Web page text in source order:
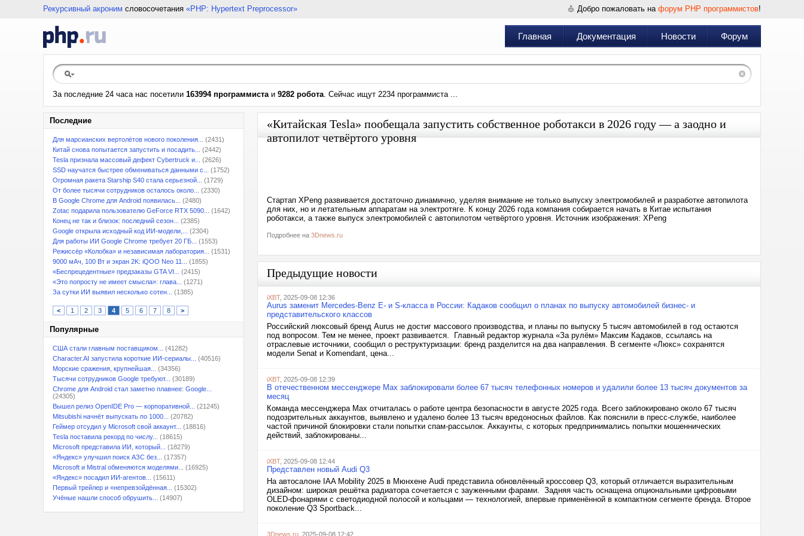
Рекурсивный акроним словосочетания «PHP: Hypertext Preprocessor» Добро пожаловать на форум PHP программистов!
Главная Документация Новости Форум
За последние 24 часа нас посетили 163994 программистаи 9282 робота. Сейчас ищут 2234 программиста ...
Последние
Для марсианских вертолётов нового поколения...
(2431)
Китай снова попытается запустить и посадить...
(2442)
Tesla признала массовый дефект Cybertruck и...
(2626)
SSD научатся быстрее обмениваться данными с...
(1752)
Огромная ракета Starship S40 стала серьезной...
(1729)
От более тысячи сотрудников осталось около...
(2330)
В Google Chrome для Android появилась...
(2480)
Zotac подарила пользователю GeForce RTX 5090...
(1642)
Конец не так и близок: последний сезон...
(2385)
Google открыла исходный код ИИ-модели,...
(2304)
Для работы ИИ Google Chrome требует 20 ГБ...
(1553)
Режиссёр «Колобка» и независимая лаборатория...
(1531)
9000 мАч, 100 Вт и экран 2K: iQOO Neo 11...
(1855)
«Беспрецедентные» предзаказы GTA VI...
(2415)
«Это попросту не имеет смысла»: глава...
(1271)
За сутки ИИ выявил несколько сотен...
(1385)
< 1 2 3 4 5 6 7 8 >
Популярные
США стали главным поставщиком...
(41282)
Character.AI запустила короткие ИИ-сериалы...
(40516)
Морские сражения, крупнейшая...
(34356)
Тысячи сотрудников Google требуют...
(30189)
Chrome для Android стал заметно плавнее: Google...
(24305)
Вышел релиз OpenIDE Pro — корпоративной...
(21245)
Mitsubishi начнёт выпускать по 1000...
(20782)
Геймер отсудил у Microsoft свой аккаунт...
(18816)
Tesla поставила рекорд по числу...
(18615)
Microsoft представила ИИ, который...
(18279)
«Яндекс» улучшил поиск АЗС без...
(17357)
Microsoft и Mistral обменяются моделями...
(16925)
«Яндекс» посадил ИИ-агентов...
(15611)
Первый трейлер и «непревзойдённая...
(15302)
Учёные нашли способ обрушить...
(14907)
«Китайская Tesla» пообещала запустить собственное роботакси в 2026 году — а заодно и
автопилот четвёртого уровня
Стартап XPeng развивается достаточно динамично, уделяя внимание не только выпуску электромобилей и разработке автопилота
для них, но и летательным аппаратам на электротяге. К концу 2026 года компания собирается начать в Китае испытания
роботакси, а также выпуск электромобилей с автопилотом четвёртого уровня. Источник изображения: XPeng
Подробнее на 3Dnews.ru
Предыдущие новости
iXBT, 2025-09-08 12:36
Aurus заменит Mercedes-Benz E- и S-класса в России: Кадаков сообщил о планах по выпуску автомобилей бизнес- и
представительского классов
Российский люксовый бренд Aurus не достиг массового производства, и планы по выпуску 5 тысяч автомобилей в год остаются
под вопросом. Тем не менее, проект развивается. Главный редактор журнала «За рулём» Максим Кадаков, ссылаясь на
отраслевые источники, сообщил о реструктуризации: бренд разделится на два направления. В сегменте «Люкс» сохранятся
модели Senat и Komendant, цена...
iXBT, 2025-09-08 12:39
В отечественном мессенджере Max заблокировали более 67 тысяч телефонных номеров и удалили более 13 тысяч документов за
месяц
Команда мессенджера Max отчиталась о работе центра безопасности в августе 2025 года. Всего заблокировано около 67 тысяч
подозрительных аккаунтов, выявлено и удалено более 13 тысяч вредоносных файлов. Как пояснили в пресс-службе, наиболее
частой причиной блокировки стали попытки спам-рассылок. Аккаунты, с которых предпринимались попытки мошеннических
действий, заблокированы...
iXBT, 2025-09-08 12:44
Представлен новый Audi Q3
На автосалоне IAA Mobility 2025 в Мюнхене Audi представила обновлённый кроссовер Q3, который отличается выразительным
дизайном: широкая решётка радиатора сочетается с зауженными фарами. Задняя часть оснащена опциональными цифровыми
OLED-фонарями с светодиодной полосой и кольцами — технологией, впервые применённой в компактном сегменте бренда. Второе
поколение Q3 Sportback...
3Dnews.ru , 2025-09-08 12:42